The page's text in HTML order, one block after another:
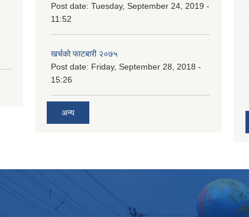
Post date: Tuesday, September 24, 2019 -
11:52
खर्चको फाटबारी २०७५
Post date: Friday, September 28, 2018 -
15:26
अन्य